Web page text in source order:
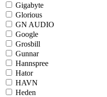
Gigabyte
Glorious
GN AUDIO
Google
Grosbill
Gunnar
Hannspree
Hator
HAVN
Heden